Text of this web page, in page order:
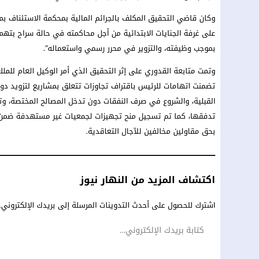
وكان قاضي التحقيق المكلف بالجرائم المالية بمحكمة الاستئناف
على غرفة الجنايات الابتدائية من أجل محاكمته في حالة سراح
بموجب وظيفته، والتزوير في محرر رسمي واستعماله”.
وتمت متابعة القدوري على إثر التحقيق الذي أمر الوكيل العام
تضمنت اتهامات للرئيس باقتراف تجاوزات تتعلق بمشاريع لتزويد
القبلية، والشروع في صرف النفقات دون تدخل المصالح المختصة،
تدفقها، كما تم تسجيل منح تجهيزات لجمعيات غير مستهدفة ضمن
بحق مقاولين مخالفين للآجال التعاقدية.
اكتشاف المزيد من النهار نيوز
اشترك للحصول على أحدث التدوينات المرسلة إلى بريدك الإلكتروني.